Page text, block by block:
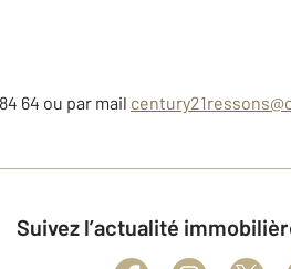
64 ou par mail
Suivez l’actualité